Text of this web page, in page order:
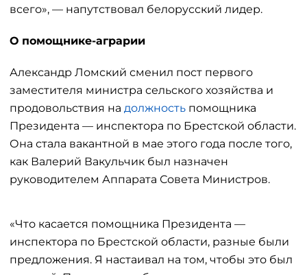
всего», — напутствовал белорусский лидер.
О помощнике-аграрии
Александр Ломский сменил пост первого
заместителя министра сельского хозяйства и
продовольствия на должность помощника
Президента — инспектора по Брестской области.
Она стала вакантной в мае этого года после того,
как Валерий Вакульчик был назначен
руководителем Аппарата Совета Министров.
«Что касается помощника Президента —
инспектора по Брестской области, разные были
предложения. Я настаивал на том, чтобы это был